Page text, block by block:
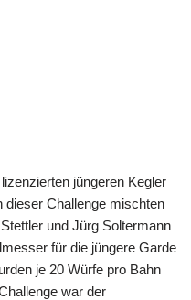
jüngeren Kegler
dieser Challenge mischten
und Jürg Soltermann
für die jüngere Garde
je 20 Würfe pro Bahn
war der